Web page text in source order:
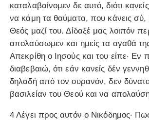
καταλαβαίνομεν δε αυτό, διότι
να κάμη τα θαύματα, που κάνεις σύ,
Θεός μαζί του. Δίδαξέ μας λοιπόν
απολαύσωμεν και ημείς τα αγαθά
Απεκρίθη ο Ιησούς και του είπε· Εν
διαβεβαιώ, ότι εάν κανείς δέν
δηλαδή από τον ουρανόν, δεν
βασιλείαν του Θεού και να
4 Λέγει προς αυτόν ο Νικόδημος·